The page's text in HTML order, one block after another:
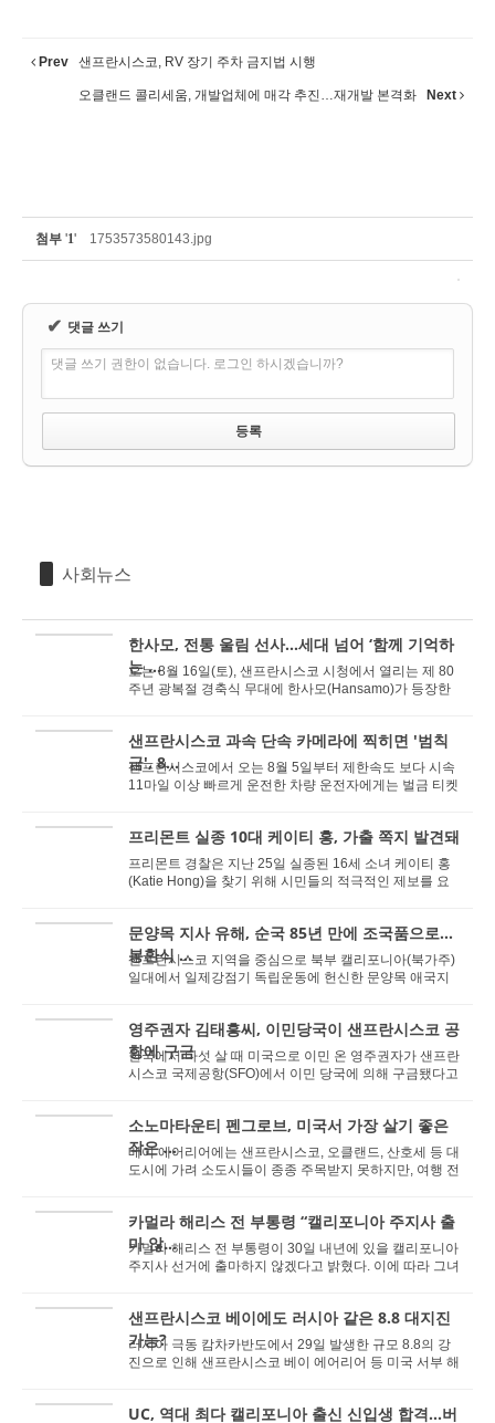
Prev 샌프란시스코, RV 장기 주차 금지법 시행
오클랜드 콜리세움, 개발업체에 매각 추진…재개발 본격화 Next
첨부 '1' 1753573580143.jpg
✔ 댓글 쓰기
댓글 쓰기 권한이 없습니다. 로그인 하시겠습니까?
사회뉴스
한사모, 전통 울림 선사...세대 넘어 ‘함께 기억하
는 ...
오는 8월 16일(토), 샌프란시스코 시청에서 열리는 제 80
주년 광복절 경축식 무대에 한사모(Hansamo)가 등장한
샌프란시스코 과속 단속 카메라에 찍히면 '범칙
금', 8...
샌프란시스코에서 오는 8월 5일부터 제한속도 보다 시속
11마일 이상 빠르게 운전한 차량 운전자에게는 벌금 티켓
프리몬트 실종 10대 케이티 홍, 가출 쪽지 발견돼
프리몬트 경찰은 지난 25일 실종된 16세 소녀 케이티 홍
(Katie Hong)을 찾기 위해 시민들의 적극적인 제보를 요
문양목 지사 유해, 순국 85년 만에 조국품으로…
봉환식 ...
샌프란시스코 지역을 중심으로 북부 캘리포니아(북가주)
일대에서 일제강점기 독립운동에 헌신한 문양목 애국지
영주권자 김태흥씨, 이민당국이 샌프란시스코 공
항에 구금
한국에서 다섯 살 때 미국으로 이민 온 영주권자가 샌프란
시스코 국제공항(SFO)에서 이민 당국에 의해 구금됐다고
소노마타운티 펜그로브, 미국서 가장 살기 좋은
작은 ...
베이 에어리어에는 샌프란시스코, 오클랜드, 산호세 등 대
도시에 가려 소도시들이 종종 주목받지 못하지만, 여행 전
카멀라 해리스 전 부통령 “캘리포니아 주지사 출
마 않...
카멀라 해리스 전 부통령이 30일 내년에 있을 캘리포니아
주지사 선거에 출마하지 않겠다고 밝혔다. 이에 따라 그녀
샌프란시스코 베이에도 러시아 같은 8.8 대지진
가능?
러시아 극동 캄차카반도에서 29일 발생한 규모 8.8의 강
진으로 인해 샌프란시스코 베이 에어리어 등 미국 서부 해
UC, 역대 최다 캘리포니아 출신 신입생 합격...버